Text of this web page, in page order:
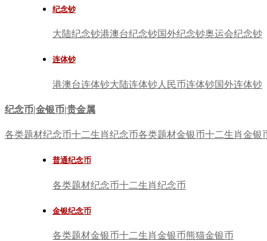
纪念钞
大陆纪念钞港澳台纪念钞国外纪念钞奥运会纪念钞
连体钞
港澳台连体钞大陆连体钞 人民币连体钞国外连体钞
纪念币|金银币|贵金属
各类题材纪念币十二生肖纪念币各类题材金银币十二生肖金银
普通纪念币
各类题材纪念币十二生肖纪念币
金银纪念币
各类题材金银币十二生肖金银币熊猫金银币